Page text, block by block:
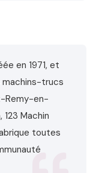
en 1971, et
machins-trucs
Remy-en-
Machin
toutes